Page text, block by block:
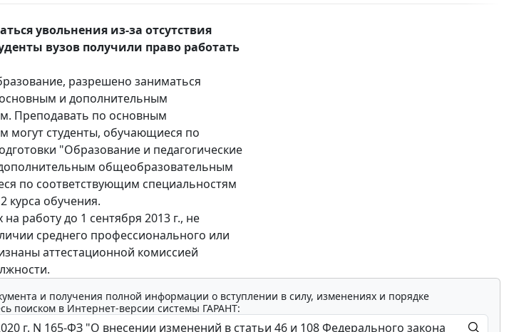
увольнения из-за отсутствия
вузов получили право работать
разрешено заниматься
и дополнительным
Преподавать по основным
студенты, обучающиеся по
"Образование и педагогические
общеобразовательным
по соответствующим специальностям
курса обучения.
работу до 1 сентября 2013 г., не
среднего профессионального или
аттестационной комиссией
и получения полной информации о вступлении в силу, изменениях и порядке
поиском в Интернет-версии системы ГАРАНТ: